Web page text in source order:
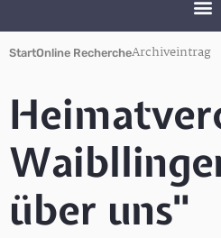
StartOnline RechercheArchiveintrag
über uns"